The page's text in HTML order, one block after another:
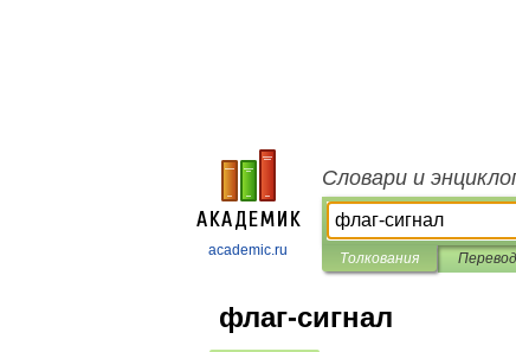
academic.ru
Словари и
Толкования
флаг-сигнал